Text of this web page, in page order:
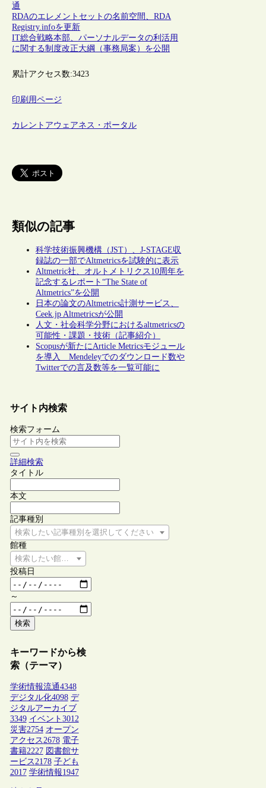
通
RDAのエレメントセットの名前空間、RDA
Registry.infoを更新
IT総合戦略本部、パーソナルデータの利活用
に関する制度改正大綱（事務局案）を公開
累計アクセス数:3423
印刷用ページ
カレントアウェアネス・ポータル
類似の記事
科学技術振興機構（JST）、J-STAGE収
録誌の一部でAltmetricsを試験的に表示
Altmetric社、オルトメトリクス10周年を
記念するレポート“The State of
Altmetrics”を公開
日本の論文のAltmetrics計測サービス、
Ceek.jp Altmetricsが公開
人文・社会科学分野におけるaltmetricsの
可能性・課題・技術（記事紹介）
Scopusが新たにArticle Metricsモジュール
を導入 Mendeleyでのダウンロード数や
Twitterでの言及数等を一覧可能に
サイト内検索
検索フォーム
詳細検索
タイトル
本文
記事種別
検索したい記事種別を選択してください
館種
検索したい館種を選択してください
投稿日
～
検索
キーワードから検
索（テーマ）
学術情報流通4348
デジタル化4098 デ
ジタルアーカイブ
3349 イベント 3012
災害2754 オープン
アクセス2678 電子
書籍2227 図書館サ
ービス2178 子ども
2017 学術情報1947